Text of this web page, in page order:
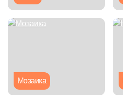
Бежевая
Синяя и голубая
Мозаика